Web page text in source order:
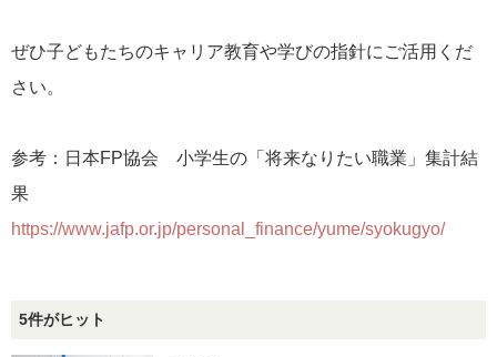
ぜひ子どもたちのキャリア教育や学びの指針にご活用くだ
さい。
参考：日本FP協会 小学生の「将来なりたい職業」集計結
果
https://www.jafp.or.jp/personal_finance/yume/syokugyo/
5件がヒット